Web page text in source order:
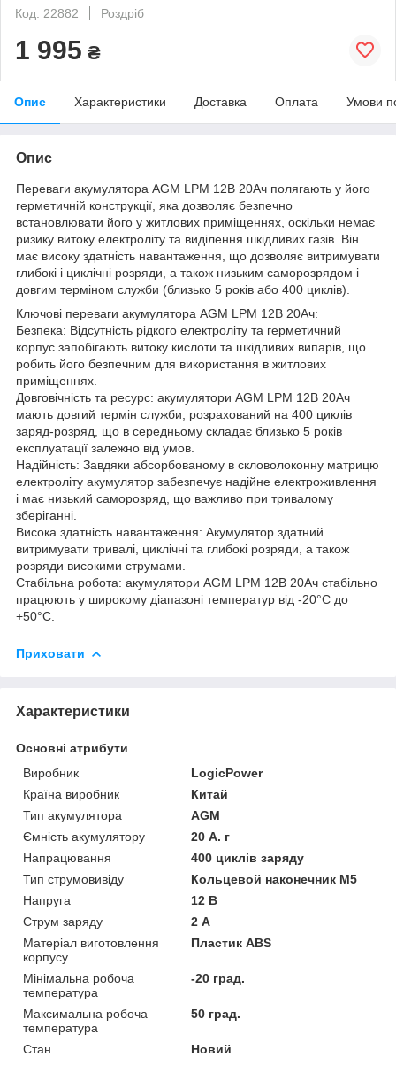
Код: 22882
Роздріб
1 995 ₴
Опис Характеристики Доставка Оплата Умови
Опис
Переваги акумулятора AGM LPM 12В 20Ач полягають у його
герметичній конструкції, яка дозволяє безпечно
встановлювати його у житлових приміщеннях, оскільки немає
ризику витоку електроліту та виділення шкідливих газів. Він
має високу здатність навантаження, що дозволяє витримувати
глибокі і циклічні розряди, а також низьким саморозрядом і
довгим терміном служби (близько 5 років або 400 циклів).
Ключові переваги акумулятора AGM LPM 12В 20Ач:
Безпека: Відсутність рідкого електроліту та герметичний
корпус запобігають витоку кислоти та шкідливих випарів, що
робить його безпечним для використання в житлових
приміщеннях.
Довговічність та ресурс: акумулятори AGM LPM 12В 20Ач
мають довгий термін служби, розрахований на 400 циклів
заряд-розряд, що в середньому складає близько 5 років
експлуатації залежно від умов.
Надійність: Завдяки абсорбованому в скловолоконну матрицю
електроліту акумулятор забезпечує надійне електроживлення
і має низький саморозряд, що важливо при тривалому
зберіганні.
Висока здатність навантаження: Акумулятор здатний
витримувати тривалі, циклічні та глибокі розряди, а також
розряди високими струмами.
Стабільна робота: акумулятори AGM LPM 12В 20Ач стабільно
працюють у широкому діапазоні температур від -20°C до
+50°C.
Приховати
Характеристики
Основні атрибути
Виробник
LogicPower
Країна виробник
Китай
Тип акумулятора
AGM
Ємність акумулятору
20 А. г
Напрацювання
400 циклів заряду
Тип струмовивіду
Кольцевой наконечник M5
Напруга
12 В
Струм заряду
2 А
Матеріал виготовлення
корпусу
Пластик ABS
Мінімальна робоча
температура
-20 град.
Максимальна робоча
температура
50 град.
Стан
Новий